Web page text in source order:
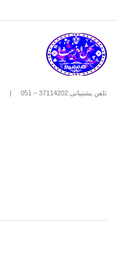
تلفن پشتیبانی:37114202 – 051 |